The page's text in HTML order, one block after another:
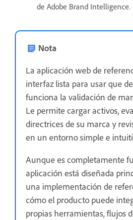
de Adobe Brand Intelligence.
Nota
La aplicación web de
interfaz lista para usar que
funciona la validación de
Le permite cargar activos,
directrices de su marca y
en un entorno simple e
Aunque es completamente
aplicación está diseñada
una implementación de
cómo el producto puede
propias herramientas, flujos